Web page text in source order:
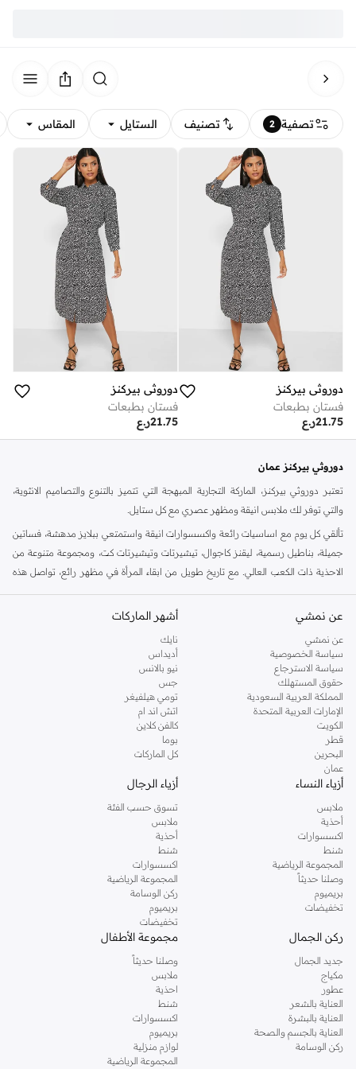
تصفية 2 تصنيف الستايل المقاس
دوروثي بيركنز
فستان بطبعات
ر.ع21.75
دوروثي بيركنز
فستان بطبعات
ر.ع21.75
دوروثي بيركنز عمان
تعتبر دوروثي بيركنز، الماركة التجارية المبهجة التي تتميز بالتنوع والتصاميم الانثوية،
والتي توفر لك ملابس انيقة ومظهر عصري مع كل ستايل.
تألقي كل يوم مع اساسيات رائعة واكسسوارات انيقة واستمتعي ببلايز مدهشة، فساتين
جميلة، بناطيل رسمية، ليقنز كاجوال، تيشيرتات وتيشيرتات كت، ومجموعة متنوعة من
الاحذية ذات الكعب العالي. مع تاريخ طويل من ابقاء المرأة في مظهر رائع، تواصل هذه
كنت تقومين بتجديد خزانة ملابسك الملائمة للعمل، البحث عن فستان مثالي للحفلات او
اليه.
تسوقي دوروثي بيركنز اون لاين مسقط
تسوقي دوروثي بيركنز اون لاين من نمشي واستمتعي باكثر من الف ستايل من مجموعة
دوروثي بيركنز الشهيرة. تصفحي المجموعة كاملة في متجر دوروثي بيركنز اون لاين او
استخدمي القائمة لتحديد تجربة تسوق دوروثي بيركنز اون لاين. خدمة التوصيل السريعة
والدعم الاستثنائي يضمن لك تجربة تسوق ممتعة دائما مع نمشي.
عن نمشي
عن نمشي
سياسة الخصوصية
سياسة الاسترجاع
حقوق المستهلك
المملكة العربية السعودية
الإمارات العربية المتحدة
الكويت
قطر
البحرين
عمان
أشهر الماركات
نايك
أديداس
نيو بالانس
جس
تومي هيلفيغر
اتش اند ام
كالفن كلاين
بوما
كل الماركات
أزياء النساء
ملابس
أحذية
اكسسوارات
شنط
المجموعة الرياضية
وصلنا حديثاً
بريميوم
تخفيضات
أزياء الرجال
تسوق حسب الفئة
ملابس
أحذية
شنط
اكسسوارات
المجموعة الرياضية
ركن الوسامة
بريميوم
تخفيضات
ركن الجمال
جديد الجمال
مكياج
عطور
العناية بالشعر
العناية بالبشرة
العناية بالجسم والصحة
ركن الوسامة
مجموعة الأطفال
وصلنا حديثاً
ملابس
احذية
شنط
اكسسوارات
بريميوم
لوازم منزلية
المجموعة الرياضية